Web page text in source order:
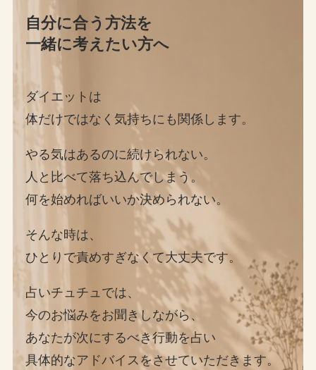
自分に合う方法を
一緒に考えたい方へ
ダイエットは
体だけではなく気持ちにも関係します。
やる気はあるのに続けられない。
人と比べて落ち込んでしまう。
何を始めればいいか決められない。
そんな時は、
ひとりで責めすぎなくて大丈夫です。
占いチュチュでは、
今のお悩みをお聞きしながら、
あなたが次にするべき行動を占い
具体的なアドバイスをさせていただきます。